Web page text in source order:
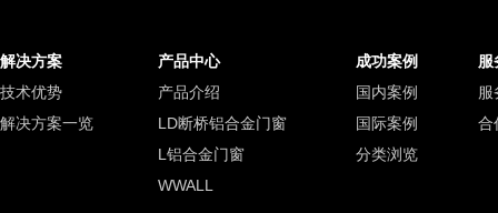
解决方案 产品中心 成功案例
服
技术优势
产品介绍 国内案例
服
解决方案一览
LD断桥铝合金门窗 国际案例
合
L铝合金门窗
分类浏览
WWALL